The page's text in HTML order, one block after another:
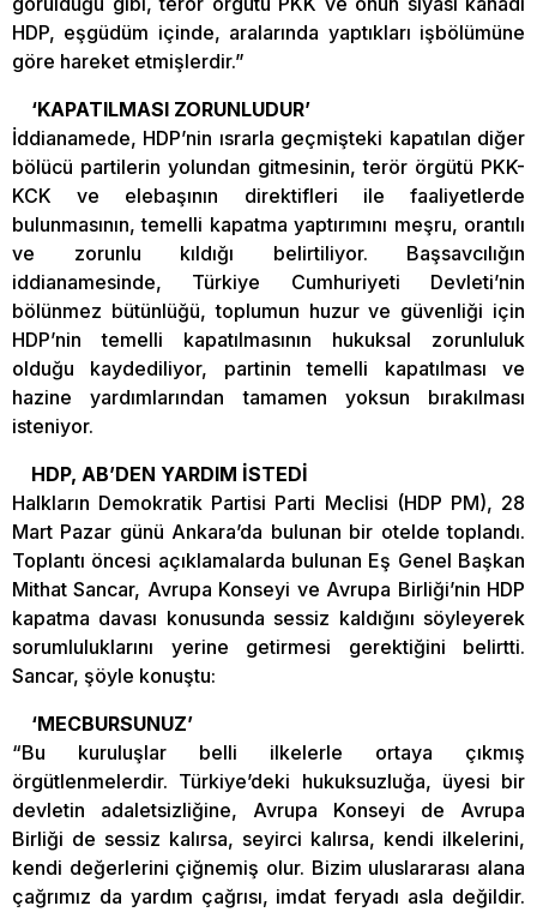
HDP, eşgüdüm içinde, aralarında yaptıkları işbölümüne
göre hareket etmişlerdir.”
‘KAPATILMASI ZORUNLUDUR’
İddianamede, HDP’nin ısrarla geçmişteki kapatılan diğer
bölücü partilerin yolundan gitmesinin, terör örgütü PKK-
KCK ve elebaşının direktifleri ile faaliyetlerde
bulunmasının, temelli kapatma yaptırımını meşru, orantılı
ve zorunlu kıldığı belirtiliyor. Başsavcılığın
iddianamesinde, Türkiye Cumhuriyeti Devleti’nin
bölünmez bütünlüğü, toplumun huzur ve güvenliği için
HDP’nin temelli kapatılmasının hukuksal zorunluluk
olduğu kaydediliyor, partinin temelli kapatılması ve
hazine yardımlarından tamamen yoksun bırakılması
isteniyor.
HDP, AB’DEN YARDIM İSTEDİ
Halkların Demokratik Partisi Parti Meclisi (HDP PM), 28
Mart Pazar günü Ankara’da bulunan bir otelde toplandı.
Toplantı öncesi açıklamalarda bulunan Eş Genel Başkan
Mithat Sancar, Avrupa Konseyi ve Avrupa Birliği’nin HDP
kapatma davası konusunda sessiz kaldığını söyleyerek
sorumluluklarını yerine getirmesi gerektiğini belirtti.
Sancar, şöyle konuştu:
‘MECBURSUNUZ’
“Bu kuruluşlar belli ilkelerle ortaya çıkmış
örgütlenmelerdir. Türkiye’deki hukuksuzluğa, üyesi bir
devletin adaletsizliğine, Avrupa Konseyi de Avrupa
Birliği de sessiz kalırsa, seyirci kalırsa, kendi ilkelerini,
kendi değerlerini çiğnemiş olur. Bizim uluslararası alana
çağrımız da yardım çağrısı, imdat feryadı asla değildir.